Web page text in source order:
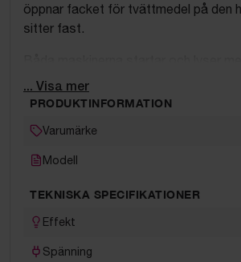
öppnar facket för tvättmedel på den
sitter fast.
funktionstestade ytterligare.
Fast elinstallation, urkoppling
och skall göras fackmässigt.
Objektet finns på första våningen
ombesörjer ev nedmontering,
emballage. Bärhjälp eller pirra finns ej
... Visa mer
PRODUKTINFORMATION
Varumärke
Modell
TEKNISKA SPECIFIKATIONER
Effekt
Spänning